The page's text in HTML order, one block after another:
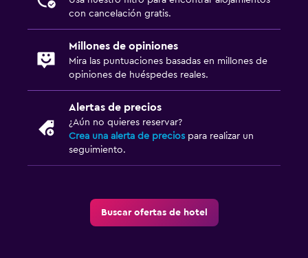
con cancelación gratis.
Millones de opiniones
Mira las puntuaciones basadas en millones de
opiniones de huéspedes reales.
Alertas de precios
¿Aún no quieres reservar?
Crea una alerta de precios para realizar un
seguimiento.
Buscar ofertas de hotel